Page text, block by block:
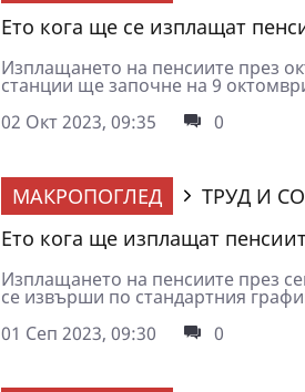
Ето кога ще се изплащат
Изплащането на пенсиите през
станции ще започне на 9
02 Окт 2023, 09:35
0
МАКРОПОГЛЕД
ТРУД И
Ето кога ще изплащат
Изплащането на пенсиите през
се извърши по стандартния
01 Сеп 2023, 09:30
0